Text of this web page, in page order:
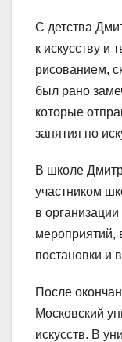
С детства
к искусству и
рисованием,
был рано
которые
занятия по
В школе
участником
в
мероприятий,
постановки и
После
Московский
искусств. В